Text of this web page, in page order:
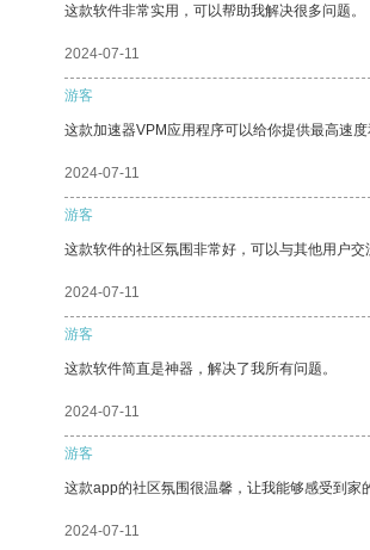
这款软件非常实用，可以帮助我解决很多问题。
2024-07-11
游客
这款加速器VPM应用程序可以给你提供最高速
2024-07-11
游客
这款软件的社区氛围非常好，可以与其他用户交
2024-07-11
游客
这款软件简直是神器，解决了我所有问题。
2024-07-11
游客
这款app的社区氛围很温馨，让我能够感受到家
2024-07-11